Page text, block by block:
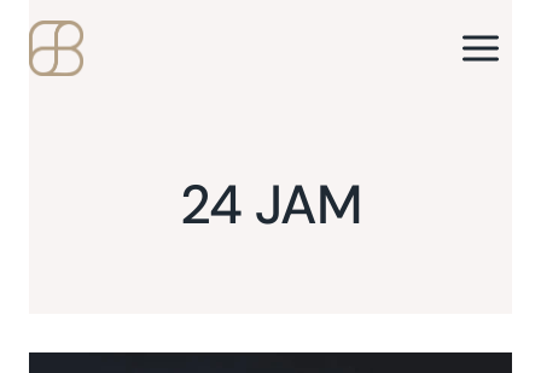
content
24 JAM